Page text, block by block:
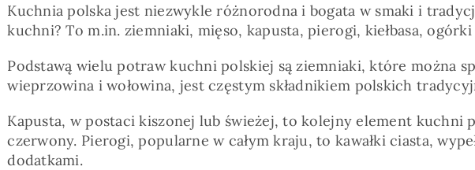
Kuchnia polska jest niezwykle różnorodna i bogata w smaki i
kuchni? To m.in. ziemniaki, mięso, kapusta, pierogi, kiełbasa,
Podstawą wielu potraw kuchni polskiej są ziemniaki, które można
wieprzowina i wołowina, jest częstym składnikiem polskich
Kapusta, w postaci kiszonej lub świeżej, to kolejny element kuchni
czerwony. Pierogi, popularne w całym kraju, to kawałki ciasta,
dodatkami.